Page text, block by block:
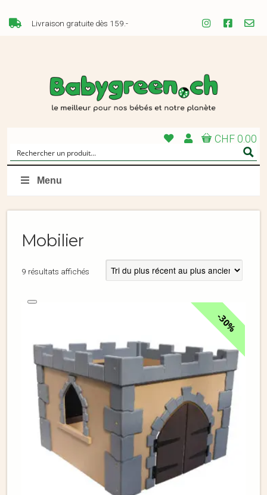
Livraison gratuite dès 159.-
CHF 0.00
Menu
Mobilier
9 résultats affichés
30%